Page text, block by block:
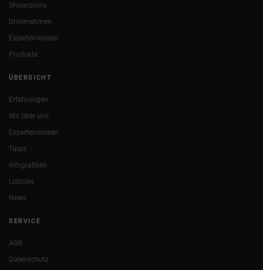
Showrooms
Unternehmen
Expertenwissen
Produkte
ÜBERSICHT
Erfahrungen
Wir über uns
Expertenwissen
Tipps
Infografiken
Listicles
News
SERVICE
AGB
Datenschutz